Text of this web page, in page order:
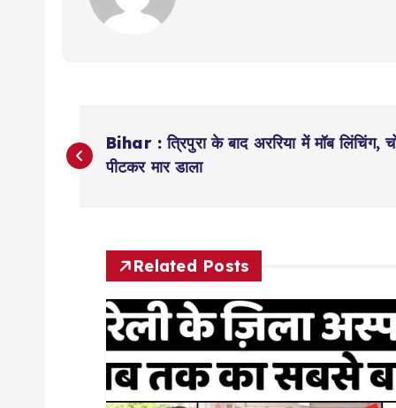
P
o
Bihar : त्रिपुरा के बाद अररिया में मॉब लिंचिंग,
पीटकर मार डाला
Related Posts